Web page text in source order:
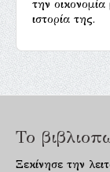
την
ιστορία της.
Το
Ξεκίνησε την